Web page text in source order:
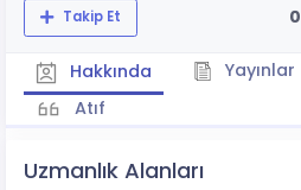
Takip Et 0
Hakkında Yayınlar
Atıf
Uzmanlık Alanları